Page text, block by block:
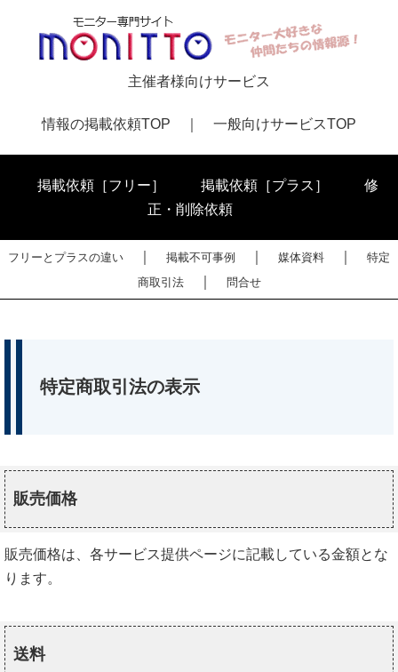
主催者様向けサービス
情報の掲載依頼TOP 一般向けサービスTOP
掲載依頼［フリー］ 掲載依頼［プラス］
修
正・削除依頼
フリーとプラスの違い 掲載不可事例 媒体資料
特定
商取引法｜ 問合せ
特定商取引法の表示
販売価格
販売価格は、各サービス提供ページに記載している金額とな
ります。
送料